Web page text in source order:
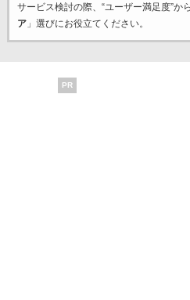
サービス検討の際、“ユーザー満足度”か
ア」選びにお役立てください。
PR